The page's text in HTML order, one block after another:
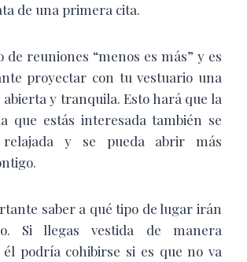
de una primera cita.
de reuniones “menos es más” y es
proyectar con tu vestuario una
y tranquila. Esto hará que la
que estás interesada también se
y se pueda abrir más
saber a qué tipo de lugar irán
Si llegas vestida de manera
él podría cohibirse si es que no va